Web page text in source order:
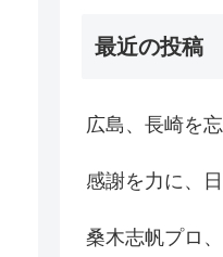
最近の投稿
広島、長崎を忘
感謝を力に、
桑木志帆プロ